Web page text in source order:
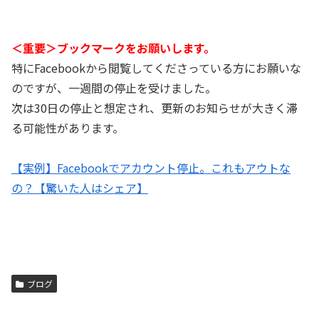
＜重要＞ブックマークをお願いします。
特にFacebookから閲覧してくださっている方にお願いな
のですが、一週間の停止を受けました。
次は30日の停止と想定され、更新のお知らせが大きく滞
る可能性があります。
【実例】Facebookでアカウント停止。これもアウトな
の？【驚いた人はシェア】
ブログ